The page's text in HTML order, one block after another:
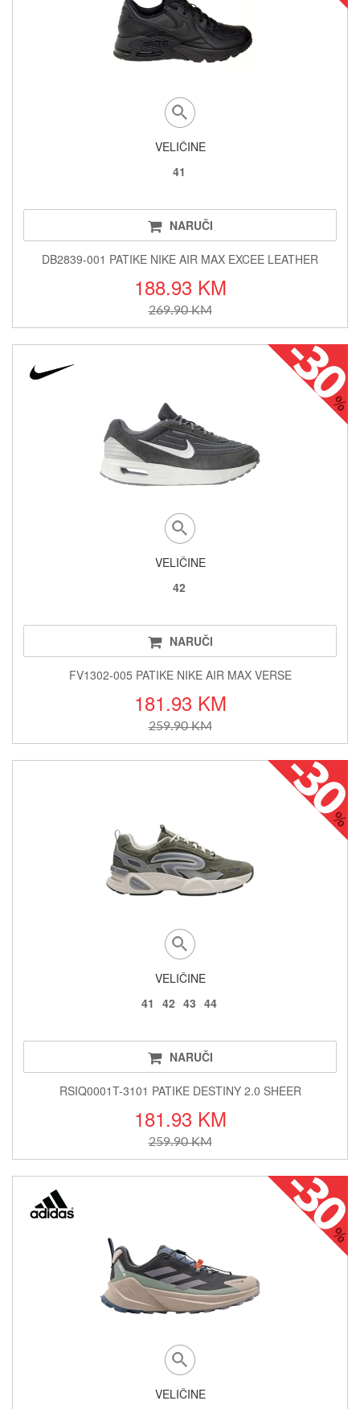
VELIČINE
41
NARUČI
DB2839-001 PATIKE NIKE AIR MAX EXCEE LEATHER
188.93 KM
269.90 KM
VELIČINE
42
NARUČI
FV1302-005 PATIKE NIKE AIR MAX VERSE
181.93 KM
259.90 KM
VELIČINE
41 42 43 44
NARUČI
RSIQ0001T-3101 PATIKE DESTINY 2.0 SHEER
181.93 KM
259.90 KM
VELIČINE